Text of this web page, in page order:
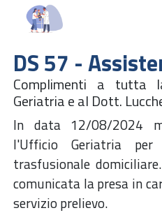
DS 57 -
Complimenti a tutta
Geriatria e al Dott.
In data 12/08/2024
l'Ufficio Geriatria
trasfusionale
comunicata la presa in
servizio prelievo.